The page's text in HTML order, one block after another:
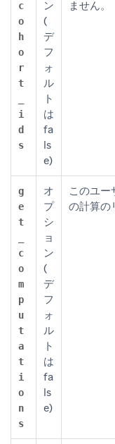
c
o
h
o
r
t
i
d
s
ン
(
デ
フ
ォ
ル
ト
は
fa
ls
e)
ません。
g
e
t
c
o
m
p
u
t
a
t
i
o
n
s
オ
プ
シ
ョ
ン
(
デ
フ
ォ
ル
ト
は
fa
ls
e)
このユー
の計算の